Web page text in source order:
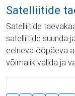
Satelliitide
Satelliitide
satelliitide suunda
eelneva ööpäeva
võimalik valida ja